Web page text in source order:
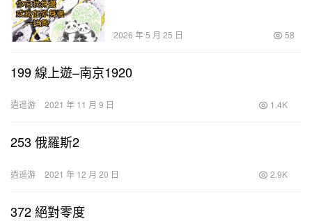
2026 年 5 月 25 日 58
199 線上遊–南京1920
逍遥游 2021 年 11 月 9 日 1.4K
253 俄羅斯2
逍遥游 2021 年 12 月 20 日 2.9K
372 絕對零度